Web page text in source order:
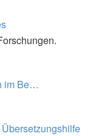
im Be…